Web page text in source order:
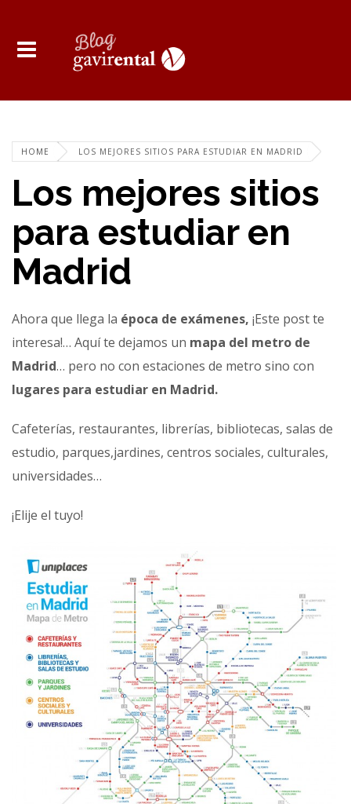
HOME LOS MEJORES SITIOS PARA ESTUDIAR EN MADRID
Los mejores sitios
para estudiar en
Madrid
Ahora que llega la época de exámenes, ¡Este post te
interesa!… Aquí te dejamos un mapa del metro de
Madrid… pero no con estaciones de metro sino con
lugares para estudiar en Madrid.
Cafeterías, restaurantes, librerías, bibliotecas, salas de
estudio, parques,jardines, centros sociales, culturales,
universidades…
¡Elije el tuyo!